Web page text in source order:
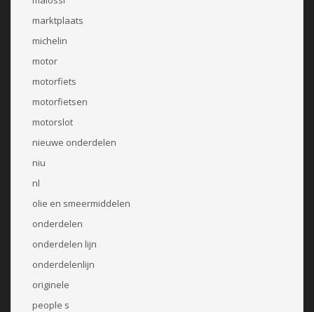
marktplaats
michelin
motor
motorfiets
motorfietsen
motorslot
nieuwe onderdelen
niu
nl
olie en smeermiddelen
onderdelen
onderdelen lijn
onderdelenlijn
originele
people s